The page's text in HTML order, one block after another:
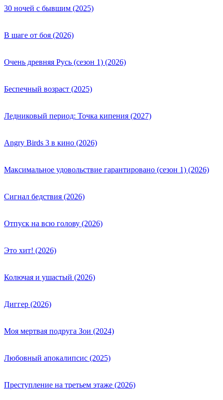
30 ночей с бывшим (2025)
В шаге от боя (2026)
Очень древняя Русь (сезон 1) (2026)
Беспечный возраст (2025)
Ледниковый период: Точка кипения (2027)
Angry Birds 3 в кино (2026)
Максимальное удовольствие гарантировано (сезон 1) (2026)
Сигнал бедствия (2026)
Отпуск на всю голову (2026)
Это хит! (2026)
Колючая и ушастый (2026)
Диггер (2026)
Моя мертвая подруга Зои (2024)
Любовный апокалипсис (2025)
Преступление на третьем этаже (2026)